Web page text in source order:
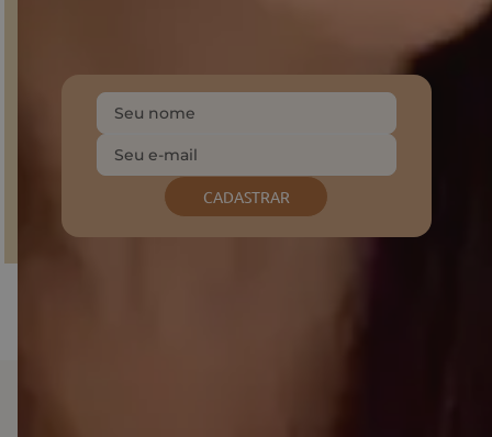
CADASTRAR